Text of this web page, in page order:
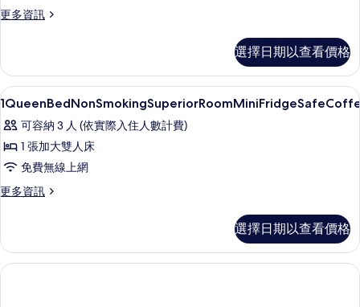
有
更多資訊
更
的
詳
情
選擇日期以查看價格
顯
示
的
所
有
片
Select Comfort 床墊、客房內保險箱
3
可容納 3 人 (依實際入住人數計費)
1 張加大雙人床
免費無線上網
更多資訊
更
詳
情
選擇日期以查看價格